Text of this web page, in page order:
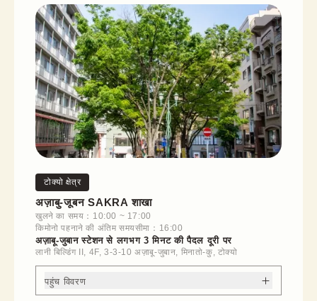
टोक्यो क्षेत्र
अज़ाबु-जूबन SAKRA शाखा
खुलने का समय：10:00 ~ 17:00
किमोनो पहनाने की अंतिम समयसीमा：16:00
अज़ाबू-जुबान स्टेशन से लगभग 3 मिनट की पैदल दूरी पर
लानी बिल्डिंग II, 4F, 3-3-10 अज़ाबू-जुबान, मिनातो-कु, टोक्यो
पहुंच विवरण